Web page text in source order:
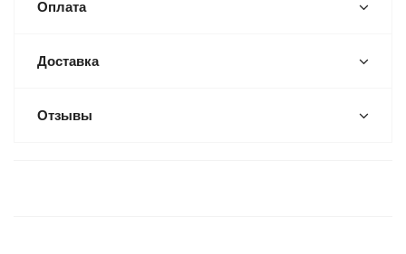
Оплата
Доставка
Отзывы